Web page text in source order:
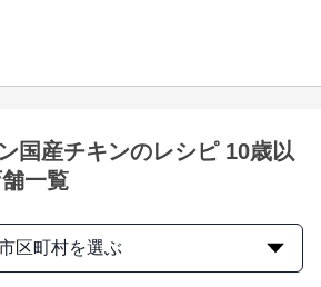
国産チキンのレシピ 10歳以
一覧
区町村を選ぶ